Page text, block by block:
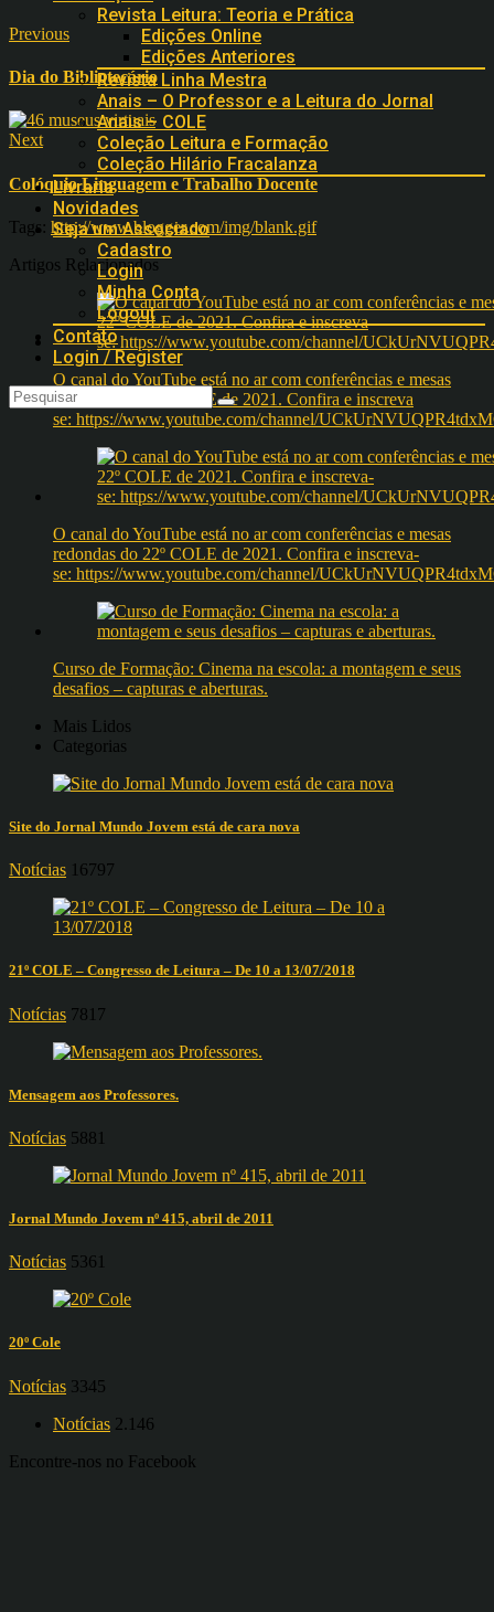
Revista Leitura: Teoria e Prática
Edições Online
Edições Anteriores
Revista Linha Mestra
Anais – O Professor e a Leitura do Jornal
Anais – COLE
Coleção Leitura e Formação
Coleção Hilário Fracalanza
Livraria
Novidades
Seja um Associado
Cadastro
Login
Minha Conta
Logout
Contato
Login / Register
Previous
Dia do Bibliotecário
Next
Colóquio Linguagem e Trabalho Docente
Tags: http://www.blogger.com/img/blank.gif
Artigos Relacionados
O canal do YouTube está no ar com conferências e mesas
redondas do 22º COLE de 2021. Confira e inscreva
se: https://www.youtube.com/channel/
O canal do YouTube está no ar com conferências e mesas
redondas do 22º COLE de 2021. Confira e inscreva-
se: https://www.youtube.com/channel/
Curso de Formação: Cinema na escola: a montagem e seus
desafios – capturas e aberturas.
Mais Lidos
Categorias
Site do Jornal Mundo Jovem está de cara nova
Notícias 16797
21º COLE – Congresso de Leitura – De 10 a 13/07/2018
Notícias 7817
Mensagem aos Professores.
Notícias 5881
Jornal Mundo Jovem nº 415, abril de 2011
Notícias 5361
20º Cole
Notícias 3345
Notícias 2.146
Encontre-nos no Facebook